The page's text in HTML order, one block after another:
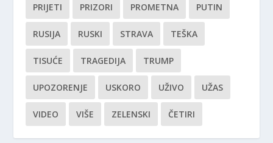
PRIJETI PRIZORI PROMETNA PUTIN
RUSIJA RUSKI STRAVA TEŠKA
TISUĆE TRAGEDIJA TRUMP
UPOZORENJE USKORO UŽIVO UŽAS
VIDEO VIŠE ZELENSKI ČETIRI